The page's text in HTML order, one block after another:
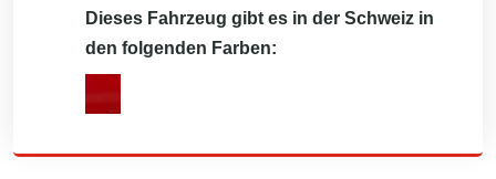
Dieses Fahrzeug gibt es in der Schweiz in
den folgenden Farben: